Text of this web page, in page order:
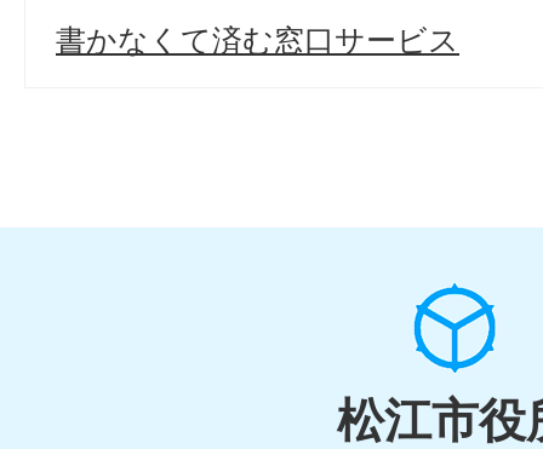
書かなくて済む窓口サービス
松江市役